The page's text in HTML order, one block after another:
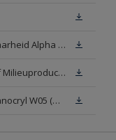
Technical Report decontamineerbaarheid Alpha Sanocryl
Sikkens Interior Wallpaints - EPD of Milieuproductverklaring
Veiligheidsinformatieblad Alpha Sanocryl W05 (MSDS)